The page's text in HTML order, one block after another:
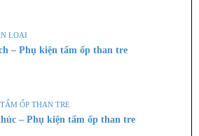
Nano Hoàng Hải HH908
LOẠI
– Phụ kiện tấm ốp than tre
ỐP THAN TRE
– Phụ kiện tấm ốp than tre